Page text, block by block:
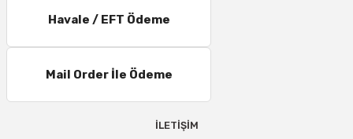
11 – 15 Desi/Kg= 245,50 TL- 347,40 TL
16 – 20 Desi/Kg= 307,50 TL- 371,80 TL
21 – 25 Desi/Kg= 357,90 TL-- 397,40 TL
Havale / EFT Ödeme
Mail Order İle Ödeme
İLETİŞİM